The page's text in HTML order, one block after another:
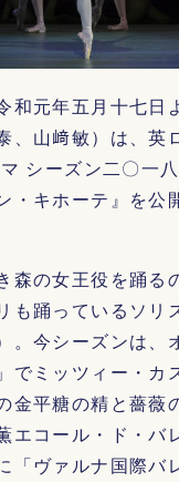
和元年五月十七日
、山﨑敏）は、英
シーズン二〇一
・キホーテ』を公
森の女王役を踊る
も踊っているソリ
。今シーズンは、
でミッツィー・カ
金平糖の精と薔薇
エコール・ド・バ
「ヴァルナ国際バ